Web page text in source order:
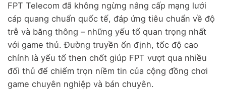
FPT Telecom đã không ngừng nâng cấp mạng lưới
cáp quang chuẩn quốc tế, đáp ứng tiêu chuẩn về độ
trễ và băng thông – những yếu tố quan trọng nhất
với game thủ. Đường truyền ổn định, tốc độ cao
chính là yếu tố then chốt giúp FPT vượt qua nhiều
đối thủ để chiếm trọn niềm tin của cộng đồng chơi
game chuyên nghiệp và bán chuyên.